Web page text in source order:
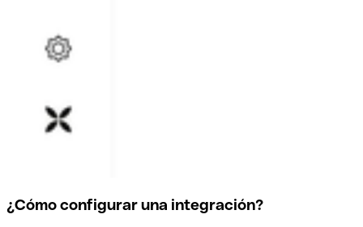
¿Cómo configurar una integración?